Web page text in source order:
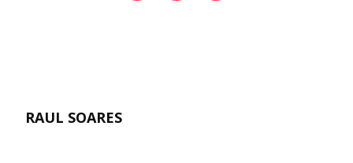
RAUL SOARES